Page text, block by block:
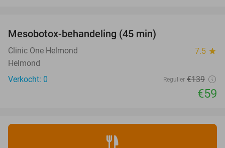
TODAY
Mesobotox-behandeling (45 min)
Clinic One Helmond 7.5 star
Helmond
Verkocht: 0
Regulier €139
€59